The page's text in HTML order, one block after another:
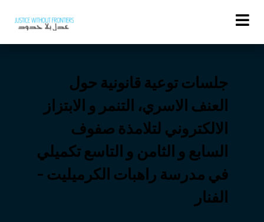
جلسات توعية قانونية حول
العنف الاسري، التنمر و الابتزاز